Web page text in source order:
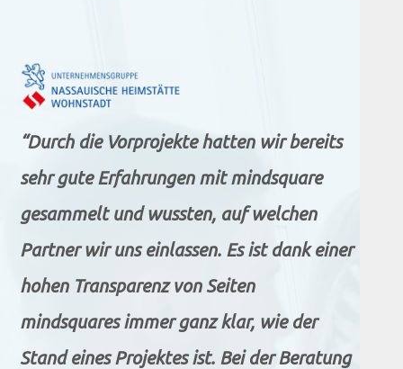
“Durch die Vorprojekte hatten wir bereits
sehr gute Erfahrungen mit mindsquare
gesammelt und wussten, auf welchen
Partner wir uns einlassen. Es ist dank einer
hohen Transparenz von Seiten
mindsquares immer ganz klar, wie der
Stand eines Projektes ist. Bei der Beratung